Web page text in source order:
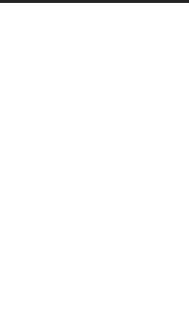
osobních údajů